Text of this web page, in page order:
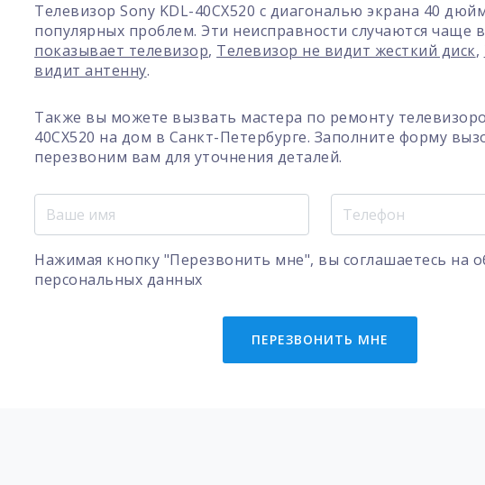
Телевизор Sony KDL-40CX520 с диагональю экрана 40
популярных проблем. Эти неисправности случаются чаще
показывает телевизор, Телевизор не видит жесткий диск,
видит антенну.
Также вы можете вызвать мастера по ремонту
40CX520 на дом в Санкт-Петербурге. Заполните форму
перезвоним вам для уточнения деталей.
Нажимая кнопку "Перезвонить мне", вы соглашаетесь на
персональных данных
ПЕРЕЗВОНИТЬ МНЕ